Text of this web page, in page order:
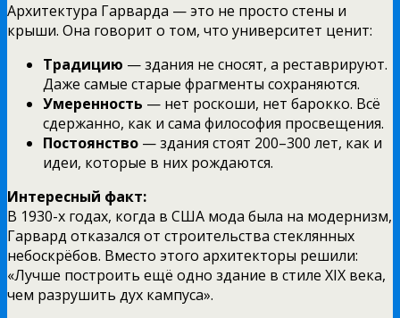
Архитектура Гарварда — это не просто стены и
крыши. Она говорит о том, что университет ценит:
Традицию — здания не сносят, а реставрируют.
Даже самые старые фрагменты сохраняются.
Умеренность — нет роскоши, нет барокко. Всё
сдержанно, как и сама философия просвещения.
Постоянство — здания стоят 200–300 лет, как и
идеи, которые в них рождаются.
Интересный факт:
В 1930-х годах, когда в США мода была на модернизм,
Гарвард отказался от строительства стеклянных
небоскрёбов. Вместо этого архитекторы решили:
«Лучше построить ещё одно здание в стиле XIX века,
чем разрушить дух кампуса».